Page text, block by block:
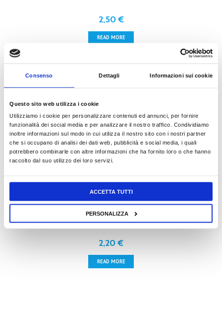
Consenso Dettagli Informazioni sui cookie
Questo sito web utilizza i cookie
Utilizziamo i cookie per personalizzare contenuti ed annunci, per fornire
funzionalità dei social media e per analizzare il nostro traffico. Condividiamo
inoltre informazioni sul modo in cui utilizza il nostro sito con i nostri partner
che si occupano di analisi dei dati web, pubblicità e social media, i quali
potrebbero combinarle con altre informazioni che ha fornito loro o che hanno
raccolto dal suo utilizzo dei loro servizi.
ACCETTA TUTTI
PERSONALIZZA
2,50€
READ MORE
2,50€
READ MORE
I GIOCHI DI NATALE
2,20€
READ MORE